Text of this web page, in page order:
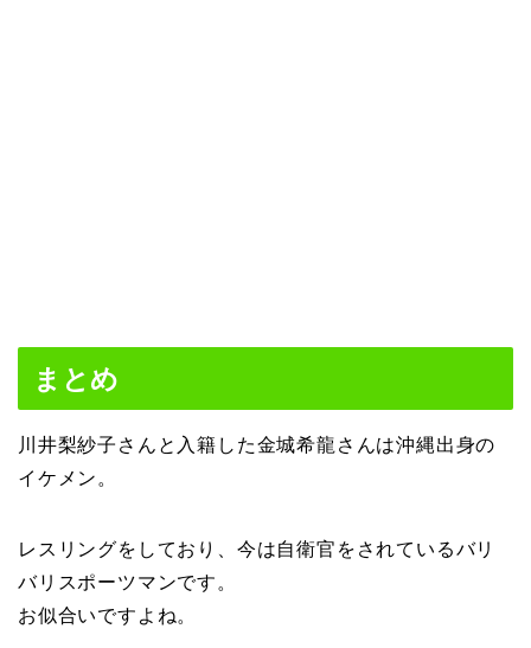
まとめ
川井梨紗子さんと入籍した金城希龍さんは沖縄出身の
イケメン。
レスリングをしており、今は自衛官をされているバリ
バリスポーツマンです。
お似合いですよね。